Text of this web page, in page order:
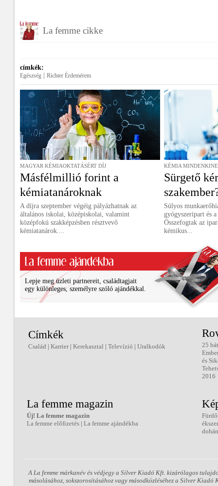
La femme cikke
címkék:
Egészség Richter Érdemérem
MAGYAR KÉMIAOKTATÁSÉRT DÍJ
Másfélmillió forint a
kémiatanároknak
A díjra szeptember végéig pályázhatnak az
általános iskolai, középiskolai, valamint
középfokú szakképzésben résztvevő
kémiatanárok....
KÉMIA
Sürgető
Súlyos
gyógyszeripart és
Összefogtak az
kémikus...
Lepje meg üzleti partnereit, családtagjait
egy különleges, személyre szóló ajándékkal.
Címkék
Család | Karrier| Kerekasztal | Televízió | Uralkodók
25
és
2016
La femme magazin
Új! La femme magazin
La femme előfizetés | La femme ajándékba
A La femme márkanév és védjegy a Silver Kiadó Kft. kizárólagos
másolásához, sokszorosításához vagy másodközléséhez a Silver